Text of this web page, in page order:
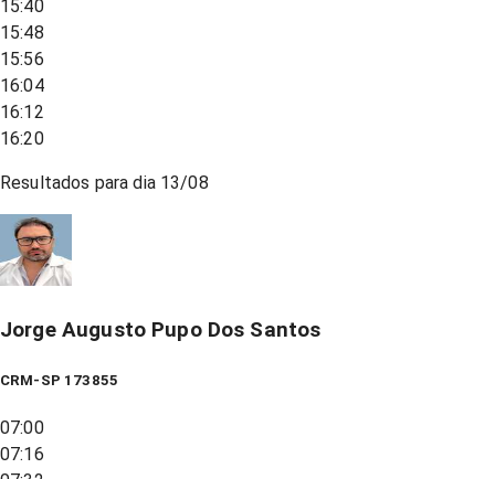
15:40
15:48
15:56
16:04
16:12
16:20
Resultados para dia 13/08
Jorge Augusto Pupo Dos Santos
CRM-SP 173855
07:00
07:16